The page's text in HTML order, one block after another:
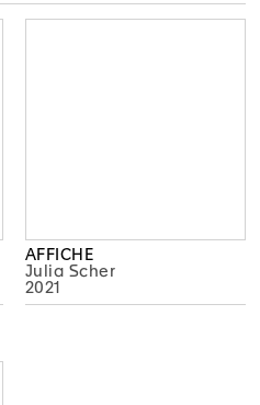
AFFICHE
Julia Scher
2021